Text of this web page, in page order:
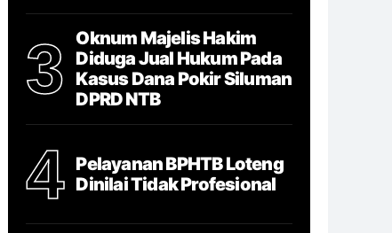
3
Oknum Majelis Hakim
Diduga Jual Hukum Pada
Kasus Dana Pokir Siluman
DPRD NTB
4
Pelayanan BPHTB Loteng
Dinilai Tidak Profesional